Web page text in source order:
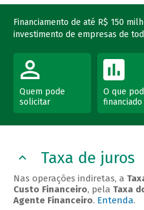
Financiamento de até R$ 150
investimento de empresas de
Quem pode
solicitar
O que
financiado
Taxa de juros
Nas operações indiretas, a
Custo Financeiro, pelaTaxa
Agente Financeiro. Entenda.